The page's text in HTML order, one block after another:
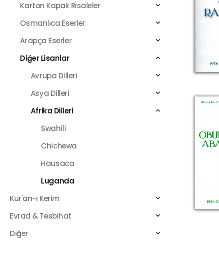
Karton Kapak Risaleler
Osmanlıca Eserler
Arapça Eserler
Diğer Lisanlar
Avrupa Dilleri
Asya Dilleri
Afrika Dilleri
Swahili
Chichewa
Hausaca
Luganda
Kur'an-ı Kerim
Evrad & Tesbihat
Diğer